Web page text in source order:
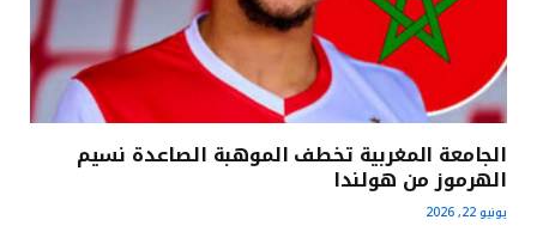
الجامعة المغربية تخطف الموهبة الصاعدة نسيم
الهرموز من هولندا
يونيو 22, 2026